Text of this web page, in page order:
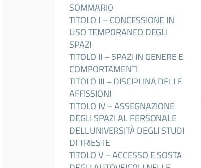
SOMMARIO
TITOLO I – CONCESSIONE IN
USO TEMPORANEO DEGLI
SPAZI
TITOLO II – SPAZI IN GENERE E
COMPORTAMENTI
TITOLO III – DISCIPLINA DELLE
AFFISSIONI
TITOLO IV – ASSEGNAZIONE
DEGLI SPAZI AL PERSONALE
DELL’UNIVERSITÀ DEGLI STUDI
DI TRIESTE
TITOLO V – ACCESSO E SOSTA